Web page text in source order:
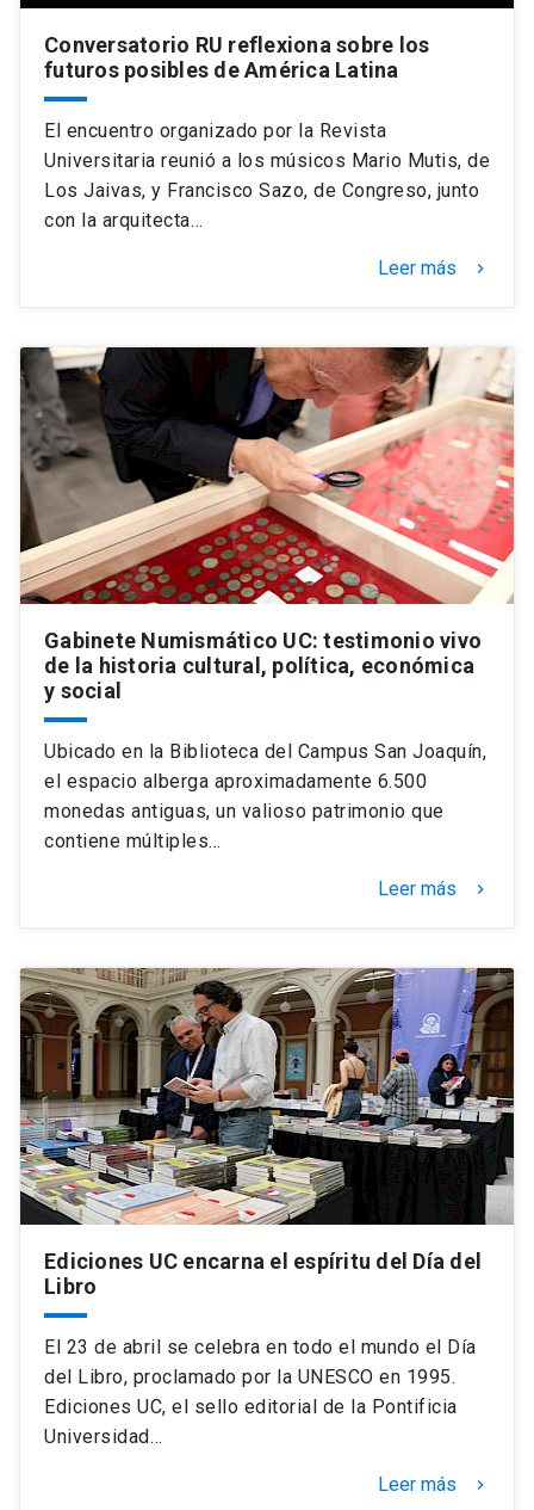
Conversatorio RU reflexiona sobre los
futuros posibles de América Latina
El encuentro organizado por la Revista
Universitaria reunió a los músicos Mario Mutis, de
Los Jaivas, y Francisco Sazo, de Congreso, junto
con la arquitecta…
Leer más keyboard_arrow_right
Gabinete Numismático UC: testimonio vivo
de la historia cultural, política, económica
y social
Ubicado en la Biblioteca del Campus San Joaquín,
el espacio alberga aproximadamente 6.500
monedas antiguas, un valioso patrimonio que
contiene múltiples…
Leer más keyboard_arrow_right
Ediciones UC encarna el espíritu del Día del
Libro
El 23 de abril se celebra en todo el mundo el Día
del Libro, proclamado por la UNESCO en 1995.
Ediciones UC, el sello editorial de la Pontificia
Universidad…
Leer más keyboard_arrow_right